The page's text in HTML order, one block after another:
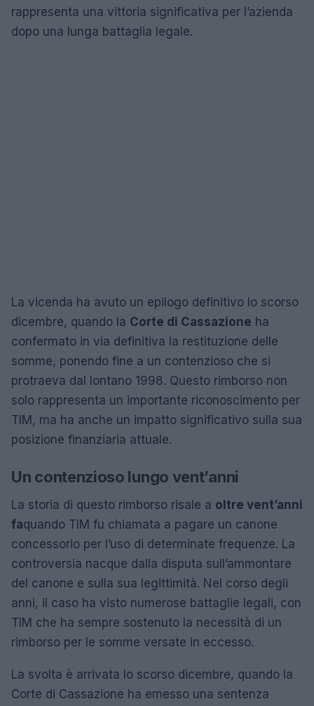
rappresenta una vittoria significativa per l’azienda
dopo una lunga battaglia legale.
La vicenda ha avuto un epilogo definitivo lo scorso
dicembre, quando la Corte di Cassazione ha
confermato in via definitiva la restituzione delle
somme, ponendo fine a un contenzioso che si
protraeva dal lontano 1998. Questo rimborso non
solo rappresenta un importante riconoscimento per
TIM, ma ha anche un impatto significativo sulla sua
posizione finanziaria attuale.
Un contenzioso lungo vent’anni
La storia di questo rimborso risale a oltre vent’anni
faquando TIM fu chiamata a pagare un canone
concessorio per l’uso di determinate frequenze. La
controversia nacque dalla disputa sull’ammontare
del canone e sulla sua legittimità. Nel corso degli
anni, il caso ha visto numerose battaglie legali, con
TIM che ha sempre sostenuto la necessità di un
rimborso per le somme versate in eccesso.
La svolta è arrivata lo scorso dicembre, quando la
Corte di Cassazione ha emesso una sentenza